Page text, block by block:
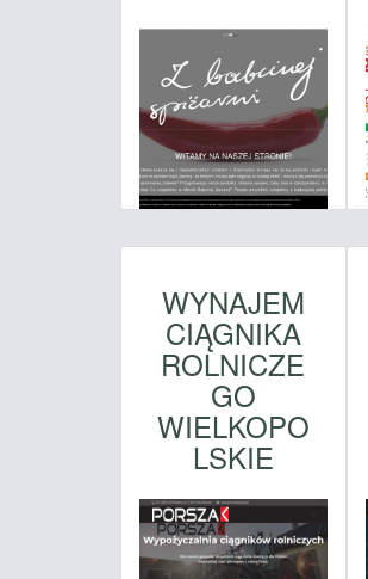
WYNAJEM
CIĄGNIKA
ROLNICZE
GO
WIELKOPO
LSKIE